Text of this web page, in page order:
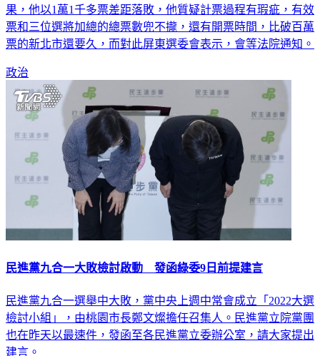
果，他以1萬1千多票差距落敗，他質疑計票過程有瑕疵，有效
票和三位選將加總的總票數兜不攏，還有開票時間，比破百萬
票的新北市還要久，而對此屏東選委會表示，會等法院通知。
政治
民進黨九合一大敗檢討啟動 發函綠委9日前提建言
民進黨九合一選舉中大敗，黨中央上週中常會成立「2022大選
檢討小組」，由桃園市長鄭文燦擔任召集人。民進黨立院黨團
也在昨天以最速件，發函至各民進黨立委辦公室，請大家提出
建言。